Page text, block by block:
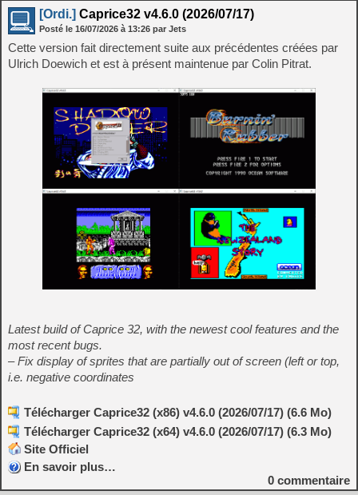
[Ordi.] Caprice32 v4.6.0 (2026/07/17)
Posté le 16/07/2026 à 13:26 par Jets
Cette version fait directement suite aux précédentes créées par
Ulrich Doewich et est à présent maintenue par Colin Pitrat.
Latest build of Caprice 32, with the newest cool features and the
most recent bugs.
– Fix display of sprites that are partially out of screen (left or top,
i.e. negative coordinates
Télécharger Caprice32 (x86) v4.6.0 (2026/07/17) (6.6 Mo)
Télécharger Caprice32 (x64) v4.6.0 (2026/07/17) (6.3 Mo)
Site Officiel
En savoir plus…
0 commentaire